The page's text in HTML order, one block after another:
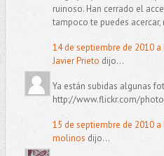
ruinoso. Han cerrado el
tampoco te puedes
14 de septiembre de 2010 a
Javier Prieto dijo...
Ya están subidas algunas
http://www.flickr.com/
15 de septiembre de 2010 a
molinos dijo...